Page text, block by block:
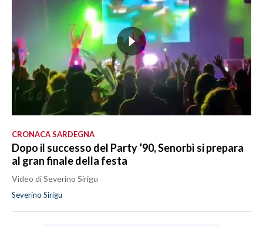
CRONACA SARDEGNA
Dopo il successo del Party ’90, Senorbì si prepara
al gran finale della festa
Video di Severino Sirigu
Severino Sirigu